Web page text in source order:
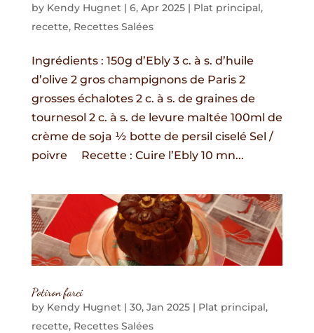
by Kendy Hugnet | 6, Apr 2025| Plat principal,
recette, Recettes Salées
Ingrédients : 150g d’Ebly 3 c. à s. d’huile
d’olive 2 gros champignons de Paris 2
grosses échalotes 2 c. à s. de graines de
tournesol 2 c. à s. de levure maltée 100ml de
crème de soja ½ botte de persil ciselé Sel /
poivre Recette : Cuire l’Ebly 10 mn...
Potiron farci
by Kendy Hugnet| 30, Jan 2025| Plat principal,
recette, Recettes Salées